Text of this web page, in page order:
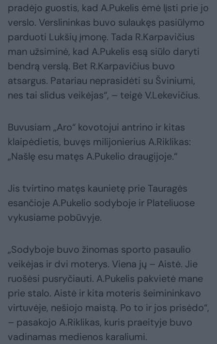
pradėjo guostis, kad A.Pukelis ėmė lįsti prie jo
verslo. Verslininkas buvo sulaukęs pasiūlymo
parduoti Lukšių įmonę. Tada R.Karpavičius
man užsiminė, kad A.Pukelis esą siūlo daryti
bendrą verslą. Bet R.Karpavičius buvo
atsargus. Patariau neprasidėti su Šviniumi,
nes tai slidus veikėjas“, – teigė V.Lekevičius.
Buvusiam „Aro“ kovotojui antrino ir kitas
klaipėdietis, buvęs milijonierius A.Riklikas:
„Našlę esu matęs A.Pukelio draugijoje.“
Jis tvirtino matęs kaunietę prie Tauragės
esančioje A.Pukelio sodyboje ir Plateliuose
vykusiame pobūvyje.
„Sodyboje buvo žinomas sporto pasaulio
veikėjas ir dvi moterys. Viena jų – Aistė. Jie
ruošėsi pusryčiauti. A.Pukelis pakvietė mane
prie stalo. Aistė ir kita moteris šeimininkavo
virtuvėje, nešiojo maistą. Po to ir jos prisėdo“,
– pasakojo A.Riklikas, kuris praeityje buvo
vadinamas medienos karaliumi.